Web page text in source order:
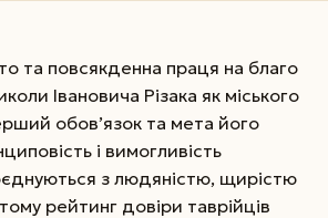
та повсякденна праця на благо
Івановича Різака як міського
обов’язок та мета його
і вимогливість
з людяністю, щирістю
рейтинг довіри таврійців